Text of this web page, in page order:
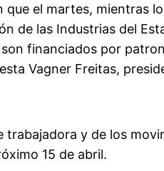
que el martes, mientras
de las Industrias del
financiados por
Vagner Freitas,
trabajadora y de los
15 de abril.